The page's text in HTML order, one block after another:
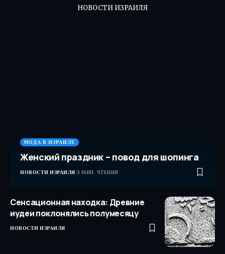
НОВОСТИ ИЗРАИЛЯ
МОДА В ИЗРАИЛЕ
Женский праздник – повод для шопинга
НОВОСТИ ИЗРАИЛЯ 3 МИН. ЧТЕНИЯ
Сенсационная находка: Древние
иудеи поклонялись полумесяцу
НОВОСТИ ИЗРАИЛЯ